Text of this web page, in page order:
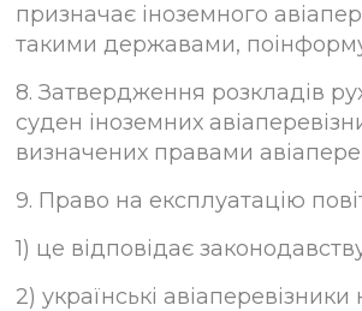
призначає іноземного
такими державами,
8. Затвердження розкладів
суден іноземних
визначених правами
9. Право на експлуатацію
1) це відповідає
2) українські